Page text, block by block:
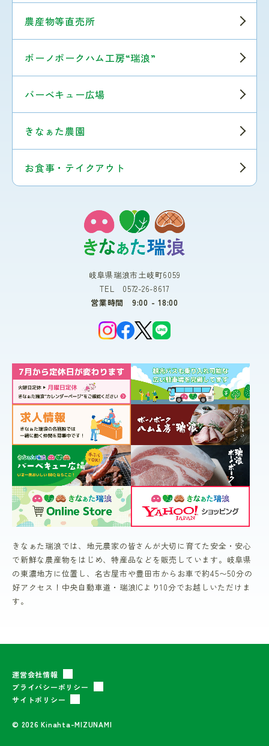
農産物等直売所
ボーノポークハム工房“瑞浪”
バーベキュー広場
きなぁた農園
お食事・テイクアウト
岐阜県瑞浪市土岐町6059
TEL 0572-26-8617
営業時間 9:00 - 18:00
きなぁた瑞浪では、地元農家の皆さんが大切に育てた安全・安心
で新鮮な農産物をはじめ、特産品などを販売しています。岐阜県
の東濃地方に位置し、名古屋市や豊田市からお車で約45〜50分の
好アクセス！中央自動車道・瑞浪ICより10分でお越しいただけま
す。
運営会社情報
プライバシーポリシー
サイトポリシー
© 2026 Kinahta-MIZUNAMI